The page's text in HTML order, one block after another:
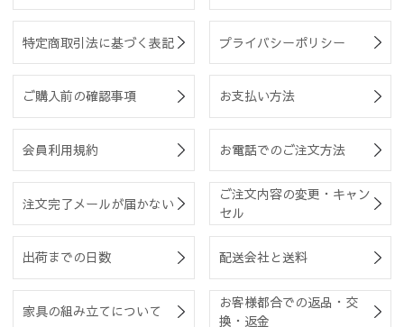
特定商取引法に基づく表記 プライバシーポリシー
ご購入前の確認事項 お支払い方法
会員利用規約 お電話でのご注文方法
注文完了メールが届かない
ご注文内容の変更・キャン
セル
出荷までの日数 配送会社と送料
家具の組み立てについて
お客様都合での返品・交
換・返金